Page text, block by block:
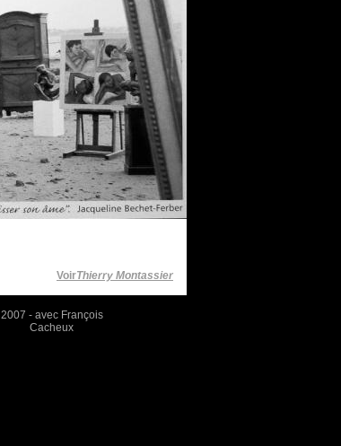
VoirThierry Montassier
2007 - avec François
Cacheux